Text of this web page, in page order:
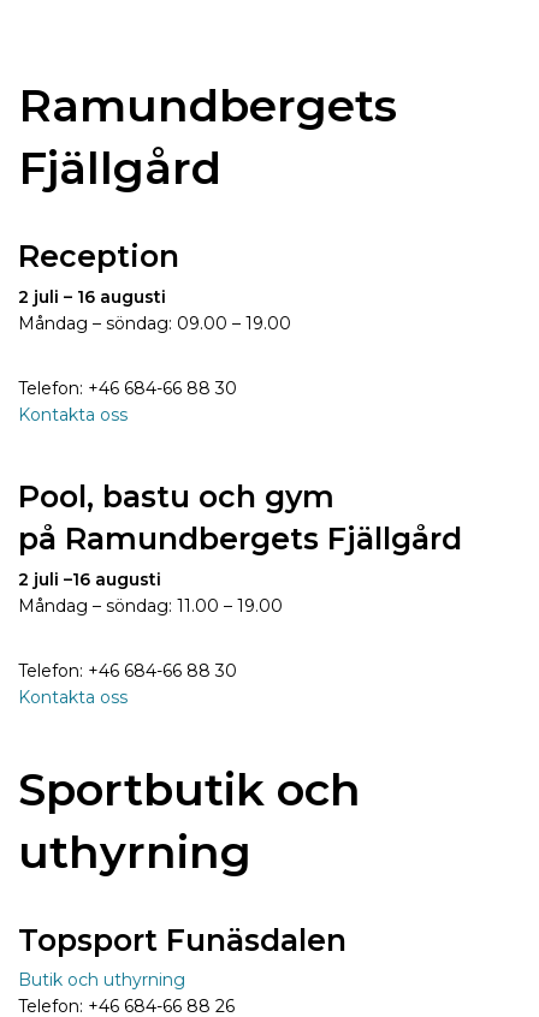
Ramundbergets
Fjällgård
Reception
2 juli – 16 augusti
Måndag – söndag: 09.00 – 19.00
Telefon: +46 684-66 88 30
Kontakta oss
Pool, bastu och gym
på Ramundbergets Fjällgård
2 juli –16 augusti
Måndag – söndag: 11.00 – 19.00
Telefon: +46 684-66 88 30
Kontakta oss
Sportbutik och
uthyrning
Topsport Funäsdalen
Butik och uthyrning
Telefon: +46 684-66 88 26